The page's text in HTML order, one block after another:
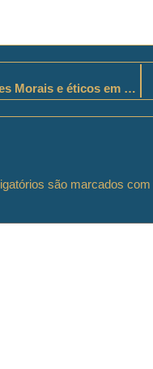
Na Brigada Militar do RS, liderança executiva “Valores Morais e éticos em sua formação”
são marcados com